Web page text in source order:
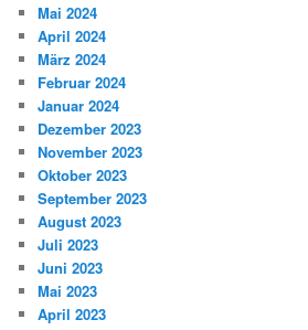
Mai 2024
April 2024
März 2024
Februar 2024
Januar 2024
Dezember 2023
November 2023
Oktober 2023
September 2023
August 2023
Juli 2023
Juni 2023
Mai 2023
April 2023